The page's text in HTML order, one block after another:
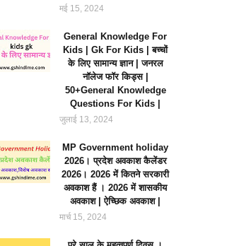
मई 15, 2024
General Knowledge For
Kids | Gk For Kids | बच्चों
के लिए सामान्य ज्ञान | जनरल
नॉलेज फॉर किड्स |
50+General Knowledge
Questions For Kids |
जुलाई 13, 2024
MP Government holiday
2026। प्रदेश अवकाश कैलेंडर
2026। 2026 में कितने सरकारी
अवकाश हैं । 2026 में शासकीय
अवकाश | ऐच्छिक अवकाश |
मार्च 15, 2024